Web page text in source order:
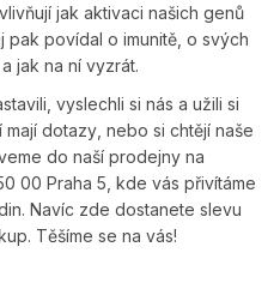
jak aktivaci našich genů
pak povídal o imunitě, o svých
jak na ní vyzrát.
vyslechli si nás a užili si
dotazy, nebo si chtějí naše
do naší prodejny na
00 Praha 5, kde vás přivítáme
Navíc zde dostanete slevu
Těšíme se na vás!